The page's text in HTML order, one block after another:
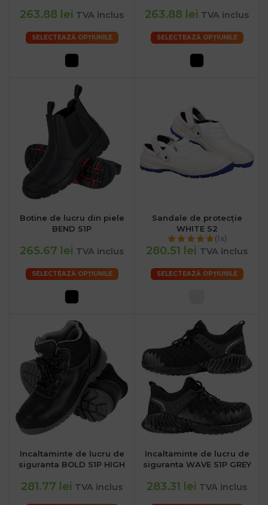
263.88 lei TVA inclus
SELECTEAZĂ OPȚIUNILE
263.88 lei TVA inclus
SELECTEAZĂ OPȚIUNILE
Botine de lucru din piele
BEND S1P
265.67 lei TVA inclus
SELECTEAZĂ OPȚIUNILE
Sandale de protecție
WHITE S2
(1x)
280.51 lei TVA inclus
SELECTEAZĂ OPȚIUNILE
Incaltaminte de lucru de
siguranta BOLD S1P HIGH
281.77 lei TVA inclus
Incaltaminte de lucru de
siguranta WAVE S1P GREY
283.31 lei TVA inclus